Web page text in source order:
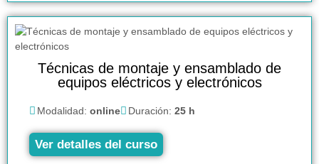
Técnicas de montaje y ensamblado de
equipos eléctricos y electrónicos
Modalidad: online Duración: 25 h
Ver detalles del curso